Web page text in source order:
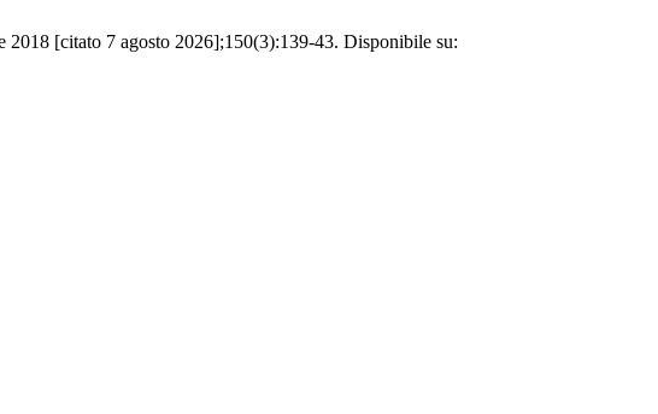
[citato 7 agosto 2026];150(3):139-43. Disponibile su: